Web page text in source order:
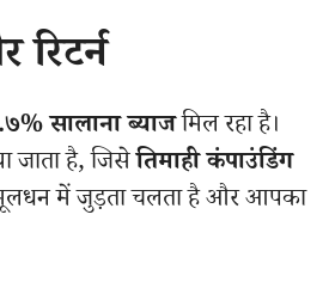
सालाना ब्याजमिल रहा है।
जाता है, जिसेतिमाही कंपाउंडिंग
में जुड़ता चलता है और आपका